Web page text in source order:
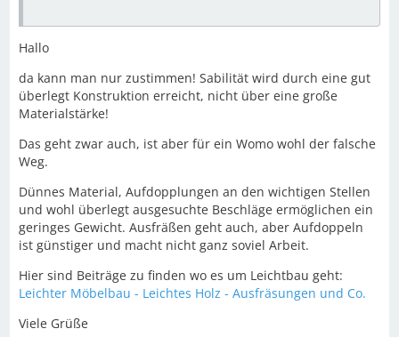
Hallo
da kann man nur zustimmen! Sabilität wird durch eine gut
überlegt Konstruktion erreicht, nicht über eine große
Materialstärke!
Das geht zwar auch, ist aber für ein Womo wohl der falsche
Weg.
Dünnes Material, Aufdopplungen an den wichtigen Stellen
und wohl überlegt ausgesuchte Beschläge ermöglichen ein
geringes Gewicht. Ausfräßen geht auch, aber Aufdoppeln
ist günstiger und macht nicht ganz soviel Arbeit.
Hier sind Beiträge zu finden wo es um Leichtbau geht:
Leichter Möbelbau - Leichtes Holz - Ausfräsungen und Co.
Viele Grüße